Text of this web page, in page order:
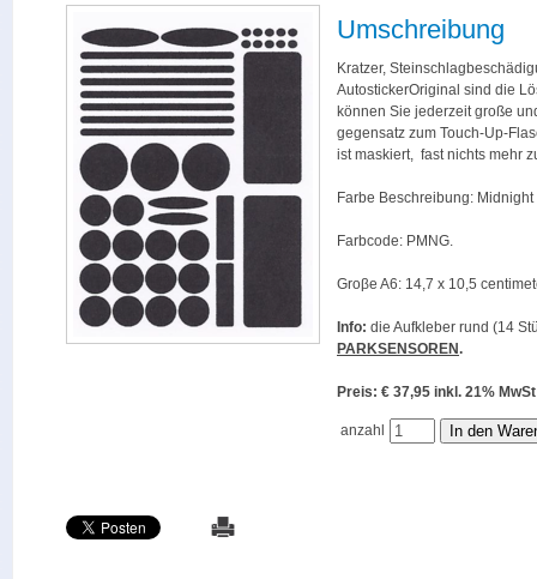
Umschreibung
Kratzer,
AutostickerOriginal sind die
können Sie jederzeit große
gegensatz zum Touch-Up-
ist maskiert, fast nichts mehr
Farbe Beschreibung: Midnight
Farbcode: PMNG.
Groβe A6: 14,7 x 10,5
Info: die Aufkleber rund (14
PARKSENSOREN.
Preis: € 37,95 inkl. 21%
anzahl